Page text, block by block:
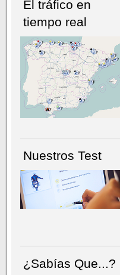
NÚMERO ACTUALHEMEROTECA
El tráfico en
tiempo real
Nuestros Test
¿Sabías Que...?